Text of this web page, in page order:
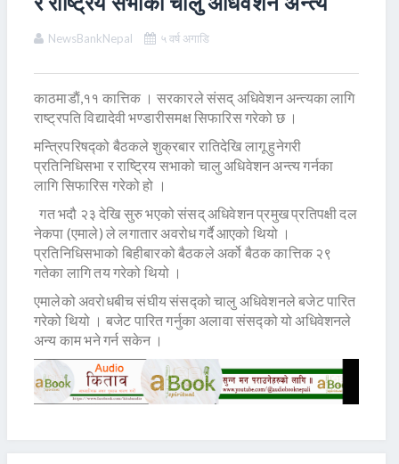
NewsBankNepal ५ वर्ष अगाडि
काठमाडाैं,११ कात्तिक । सरकारले संसद् अधिवेशन अन्त्यका लागि
राष्ट्रपति विद्यादेवी भण्डारीसमक्ष सिफारिस गरेको छ ।
मन्त्रिपरिषद्को बैठकले शुक्रबार रातिदेखि लागू हुनेगरी
प्रतिनिधिसभा र राष्ट्रिय सभाको चालु अधिवेशन अन्त्य गर्नका
लागि सिफारिस गरेको हो ।
गत भदौ २३ देखि सुरु भएको संसद् अधिवेशन प्रमुख प्रतिपक्षी दल
नेकपा (एमाले) ले लगातार अवरोध गर्दै आएको थियो ।
प्रतिनिधिसभाको बिहीबारको बैठकले अर्को बैठक कात्तिक २९
गतेका लागि तय गरेको थियो ।
एमालेको अवरोधबीच संघीय संसद्को चालु अधिवेशनले बजेट पारित
गरेको थियो । बजेट पारित गर्नुका अलावा संसद्को यो अधिवेशनले
अन्य काम भने गर्न सकेन ।